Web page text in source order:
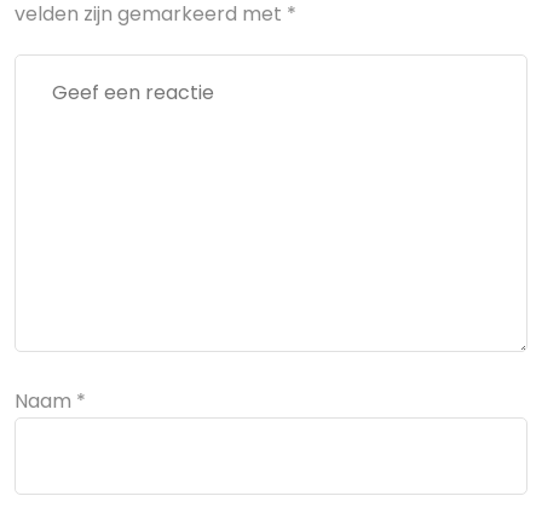
velden zijn gemarkeerd met *
Naam *